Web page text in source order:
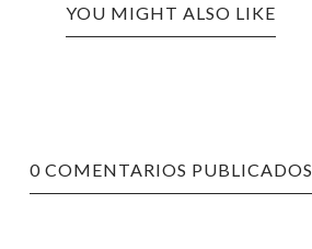
YOU MIGHT ALSO LIKE
0 COMENTARIOS PUBLICADOS